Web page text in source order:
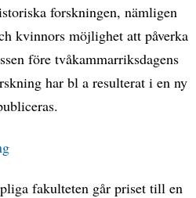
forskningen, nämligen
kvinnors möjlighet att påverka
före tvåkammarriksdagens
har bl a resulterat i en ny
fakulteten går priset till en